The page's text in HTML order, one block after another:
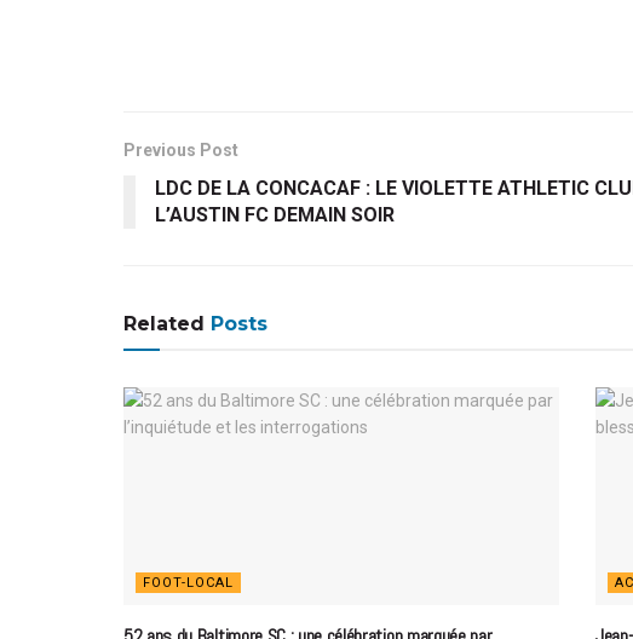
Previous Post
LDC DE LA CONCACAF : LE VIOLETTE ATHLETIC
L’AUSTIN FC DEMAIN SOIR
Related Posts
FOOT-LOCAL